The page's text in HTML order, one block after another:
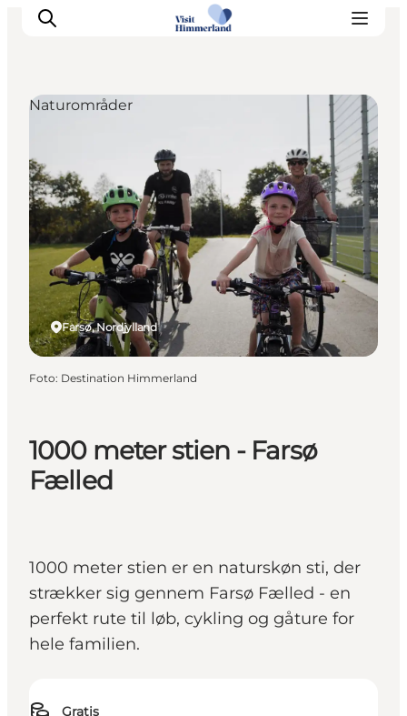
Oplev Himmerland
Udforsk naturen
Himmerlandsbyer
DET SKER
Planlæg din ferie
Book Oplevelser
Praktisk info
1000 meter stien - Farsø
Fælled
1000 meter stien er en naturskøn sti, der
strækker sig gennem Farsø Fælled - en
perfekt rute til løb, cykling og gåture for
hele familien.
Gratis
Farsø, Nordjylland
Naturområder
Foto: Destination Himmerland